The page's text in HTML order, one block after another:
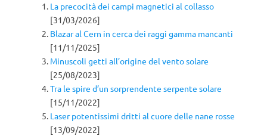
La precocità dei campi magnetici al collasso
[31/03/2026]
Blazar al Cern in cerca dei raggi gamma mancanti
[11/11/2025]
Minuscoli getti all’origine del vento solare
[25/08/2023]
Tra le spire d’un sorprendente serpente solare
[15/11/2022]
Laser potentissimi dritti al cuore delle nane rosse
[13/09/2022]